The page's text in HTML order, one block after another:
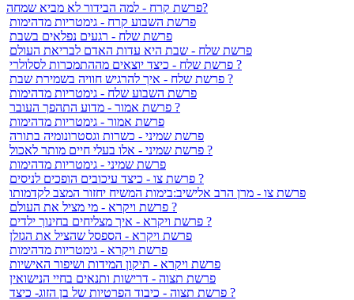
פרשת קרח - למה הבידור לא מביא שמחה?
פרשת השבוע קרח - גימטריות מדהימות
פרשת שלח - רגעים נפלאים בשבת
פרשת שלח - שבת היא עדות האדם לבריאת העולם
פרשת שלח - כיצד יוצאים מההתמכרות לסלולרי ?
פרשת שלח - איך להרגיש חוויה בשמירת שבת ?
פרשת השבוע שלח - גימטריות מדהימות
פרשת אמור - מדוע התהפך העובר ?
פרשת אמור - גימטריות מדהימות
פרשת שמיני - כשרות וגסטרונומיה בתורה
פרשת שמיני - אלו בעלי חיים מותר לאכול ?
פרשת שמיני - גימטריות מדהימות
פרשת צו - כיצד עיכובים הופכים לניסים ?
פרשת צו - מרן הרב אלישיב:בימות המשיח יחזור המצב לקדמותו
פרשת ויקרא - מי מציל את העולם ?
פרשת ויקרא - איך מצליחים בחינוך ילדים ?
פרשת ויקרא - הספסל שהציל את הגזלן
פרשת ויקרא - גימטריות מדהימות
פרשת ויקרא - תיקון המידות ושיפור האישיות
פרשת תצוה - דרישות ותנאים בחיי הנישואין
פרשת תצוה - כיבוד הפרטיות של בן הזוג- כיצד ?